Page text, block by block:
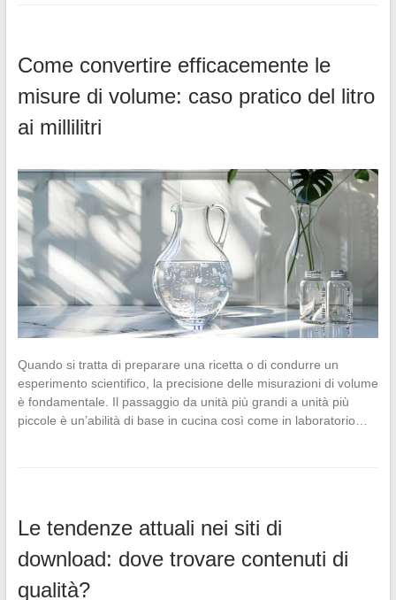
Come convertire efficacemente le
misure di volume: caso pratico del litro
ai millilitri
Quando si tratta di preparare una ricetta o di condurre un
esperimento scientifico, la precisione delle misurazioni di volume
è fondamentale. Il passaggio da unità più grandi a unità più
piccole è un’abilità di base in cucina così come in laboratorio…
Le tendenze attuali nei siti di
download: dove trovare contenuti di
qualità?